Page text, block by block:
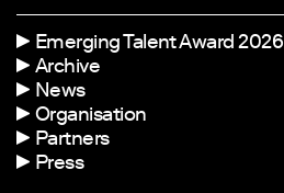
Emerging Talent Award 2026
Archive
News
Organisation
Partners
Press